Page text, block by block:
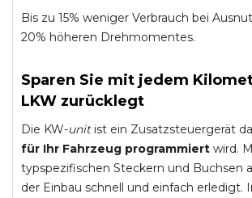
Bis zu 15% weniger Verbrauch bei
20% höheren Drehmomentes.
Sparen Sie mit jedem
LKW zurücklegt
Die KW-unitist ein Zusatzsteuergerät
für Ihr Fahrzeug programmiert wird.
typspezifischen Steckern und Buchsen
der Einbau schnell und einfach erledigt.